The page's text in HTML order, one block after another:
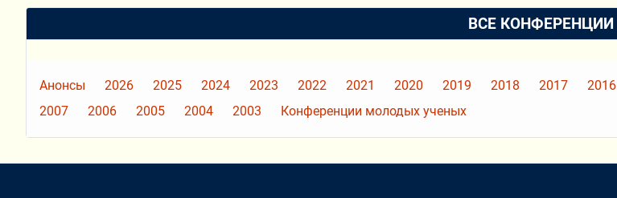
ВСЕ КОНФЕРЕНЦИИ
Анонсы 2026 2025 2024 2023 2022 2021 2020 2019 2018 2017 2016
2007
2006 2005 2004 2003 Конференции молодых ученых